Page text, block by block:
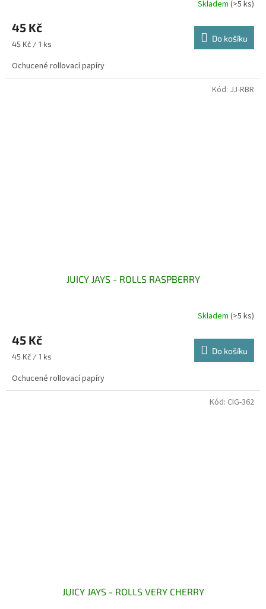
Skladem (>5 ks)
45 Kč
Měrná
45 Kč / 1 ks
Do košíku
Ochucené rollovací papíry
JUICY JAYS - ROLLS RASPBERRY
Skladem (>5 ks)
45 Kč
Měrná
45 Kč / 1 ks
Do košíku
Ochucené rollovací papíry
Kód: JJ-RBR
JUICY JAYS - ROLLS VERY CHERRY
Kód: CIG-362